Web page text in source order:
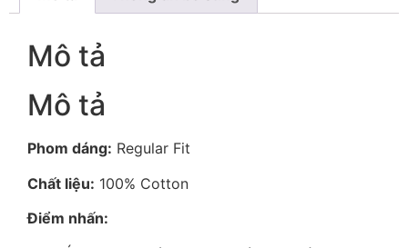
Mô tả
Mô tả
Phom dáng: Regular Fit
Chất liệu: 100% Cotton
Điểm nhấn: